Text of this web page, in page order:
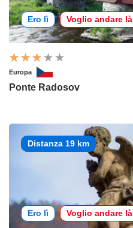
Ero lì Voglio andare là
Europa
Ponte Radosov
Distanza 19 km
Ero lì Voglio andare là